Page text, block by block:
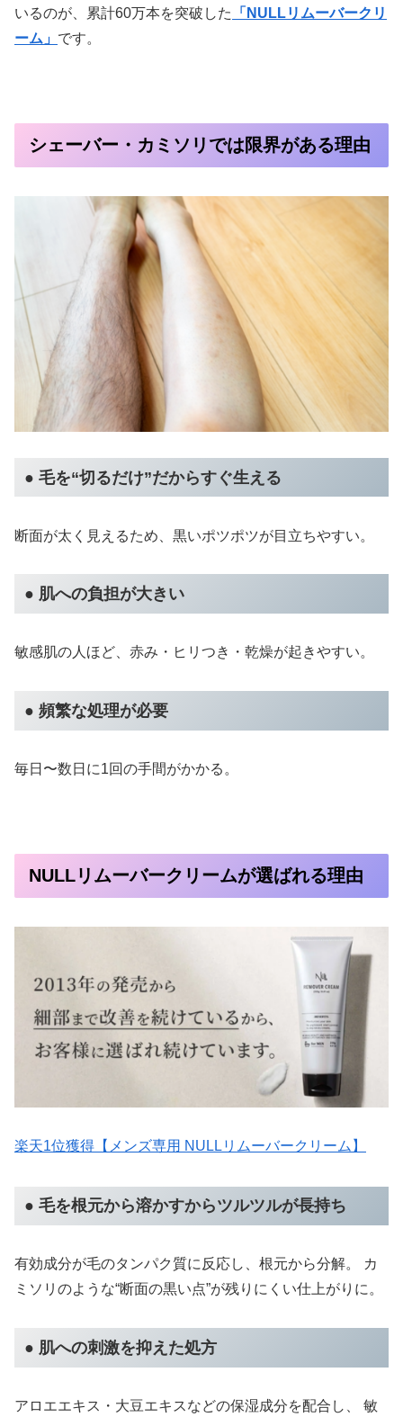
いるのが、累計60万本を突破した
「NULLリムーバークリ
ーム」 です。
シェーバー・カミソリでは限界がある理由
● 毛を“切るだけ”だからすぐ生える
断面が太く見えるため、黒いポツポツが目立ちやすい。
● 肌への負担が大きい
敏感肌の人ほど、赤み・ヒリつき・乾燥が起きやすい。
● 頻繁な処理が必要
毎日〜数日に1回の手間がかかる。
NULLリムーバークリームが選ばれる理由
楽天1位獲得【メンズ専用 NULLリムーバークリーム】
● 毛を根元から溶かすからツルツルが長持ち
有効成分が毛のタンパク質に反応し、根元から分解。 カ
ミソリのような“断面の黒い点”が残りにくい仕上がりに。
● 肌への刺激を抑えた処方
アロエエキス・大豆エキスなどの保湿成分を配合し、 敏